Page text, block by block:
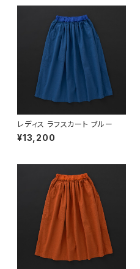
レディス ラフスカート ブルー
¥13,200